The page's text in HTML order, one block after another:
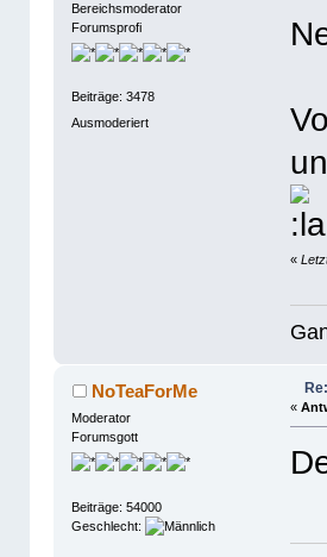
Bereichsmoderator
Forumsprofi
Beiträge: 3478
Ausmoderiert
«
NoTeaForMe
Moderator
Forumsgott
Beiträge: 54000
Geschlecht:
«